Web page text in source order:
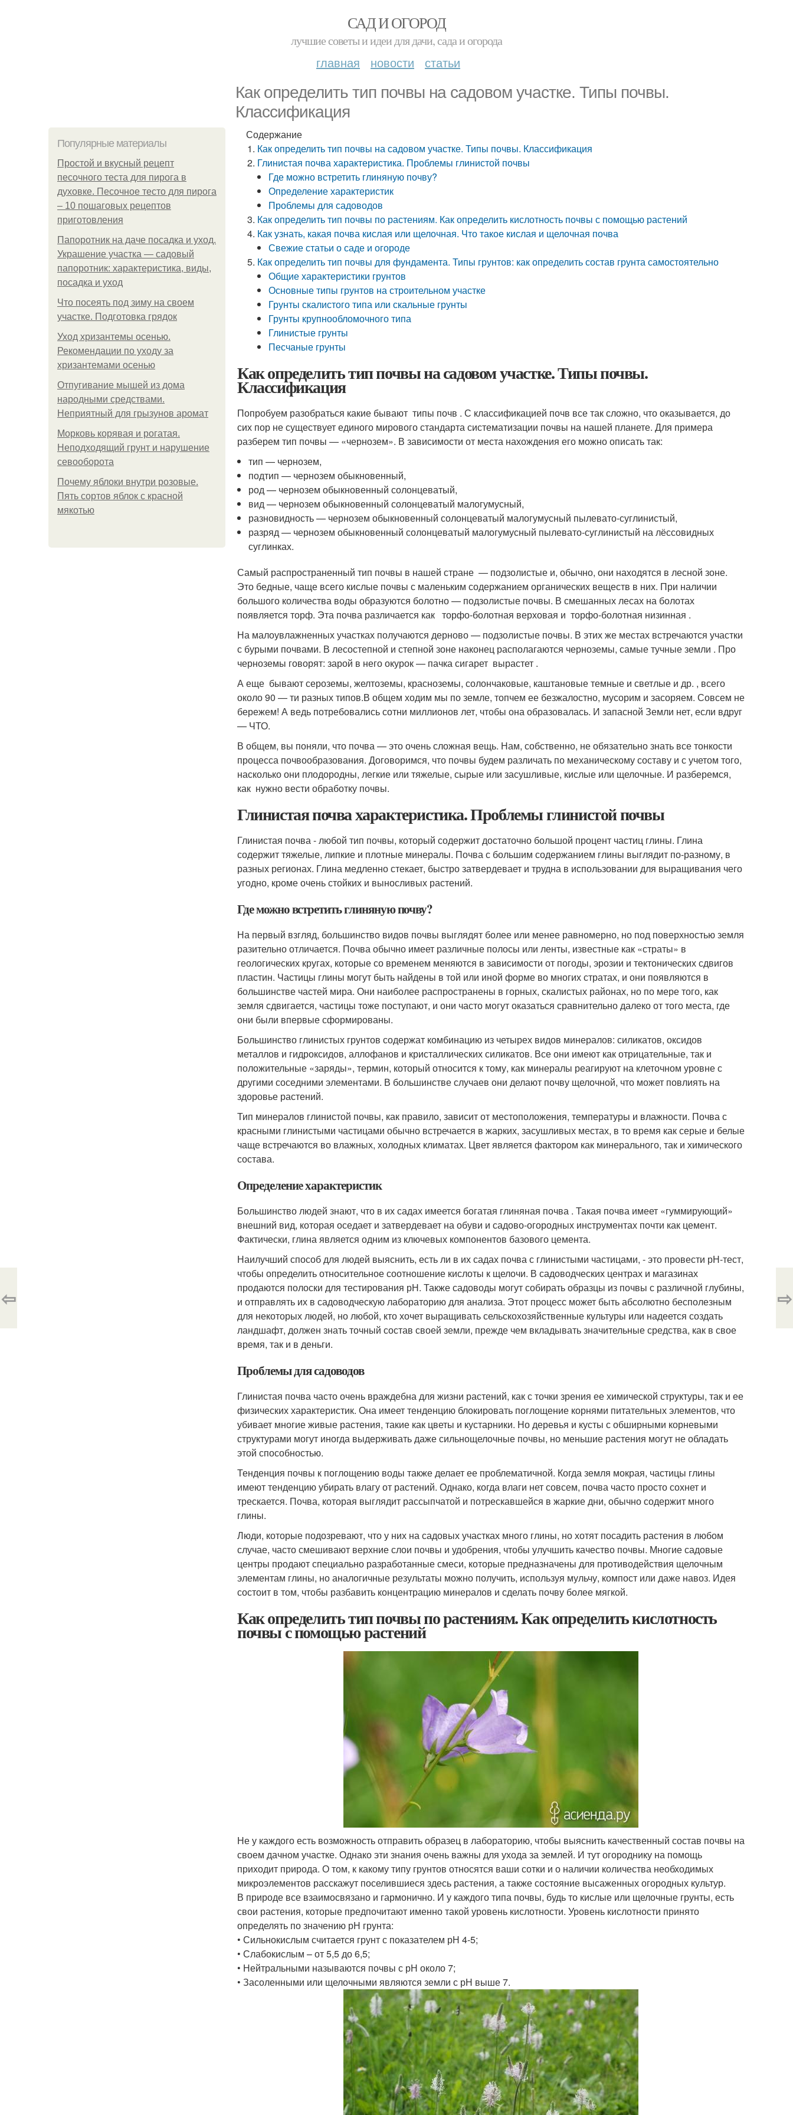
САД И ОГОРОД
лучшие советы и идеи для дачи, сада и огорода
главная новости статьи
Как определить тип почвы на садовом участке. Типы почвы.
Классификация
Популярные материалы
Простой и вкусный рецепт
песочного теста для пирога в
духовке. Песочное тесто для пирога
– 10 пошаговых рецептов
приготовления
Папоротник на даче посадка и уход.
Украшение участка — садовый
папоротник: характеристика, виды,
посадка и уход
Что посеять под зиму на своем
участке. Подготовка грядок
Уход хризантемы осенью.
Рекомендации по уходу за
хризантемами осенью
Отпугивание мышей из дома
народными средствами.
Неприятный для грызунов аромат
Морковь корявая и рогатая.
Неподходящий грунт и нарушение
севооборота
Почему яблоки внутри розовые.
Пять сортов яблок с красной
мякотью
Содержание
Как определить тип почвы на садовом участке. Типы почвы. Классификация
Глинистая почва характеристика. Проблемы глинистой почвы
Где можно встретить глиняную почву?
Определение характеристик
Проблемы для садоводов
Как определить тип почвы по растениям. Как определить кислотность почвы с помощью растений
Как узнать, какая почва кислая или щелочная. Что такое кислая и щелочная почва
Свежие статьи о саде и огороде
Как определить тип почвы для фундамента. Типы грунтов: как определить состав грунта самостоятельно
Общие характеристики грунтов
Основные типы грунтов на строительном участке
Грунты скалистого типа или скальные грунты
Грунты крупнообломочного типа
Глинистые грунты
Песчаные грунты
Как определить тип почвы на садовом участке. Типы почвы.
Классификация
Попробуем разобраться какие бывают типы почв . С классификацией почв все так сложно, что оказывается, до
сих пор не существует единого мирового стандарта систематизации почвы на нашей планете. Для примера
разберем тип почвы — «чернозем». В зависимости от места нахождения его можно описать так:
тип — чернозем,
подтип — чернозем обыкновенный,
род — чернозем обыкновенный солонцеватый,
вид — чернозем обыкновенный солонцеватый малогумусный,
разновидность — чернозем обыкновенный солонцеватый малогумусный пылевато-суглинистый,
разряд — чернозем обыкновенный солонцеватый малогумусный пылевато-суглинистый на лёссовидных
суглинках.
Самый распространенный тип почвы в нашей стране — подзолистые и, обычно, они находятся в лесной зоне.
Это бедные, чаще всего кислые почвы с маленьким содержанием органических веществ в них. При наличии
большого количества воды образуются болотно — подзолистые почвы. В смешанных лесах на болотах
появляется торф. Эта почва различается как торфо-болотная верховая и торфо-болотная низинная .
На малоувлажненных участках получаются дерново — подзолистые почвы. В этих же местах встречаются участки
с бурыми почвами. В лесостепной и степной зоне наконец располагаются черноземы, самые тучные земли . Про
черноземы говорят: зарой в него окурок — пачка сигарет вырастет .
А еще бывают сероземы, желтоземы, красноземы, солончаковые, каштановые темные и светлые и др. , всего
около 90 — ти разных типов.В общем ходим мы по земле, топчем ее безжалостно, мусорим и засоряем. Совсем не
бережем! А ведь потребовались сотни миллионов лет, чтобы она образовалась. И запасной Земли нет, если вдруг
— ЧТО.
В общем, вы поняли, что почва — это очень сложная вещь. Нам, собственно, не обязательно знать все тонкости
процесса почвообразования. Договоримся, что почвы будем различать по механическому составу и с учетом того,
насколько они плодородны, легкие или тяжелые, сырые или засушливые, кислые или щелочные. И разберемся,
как нужно вести обработку почвы.
Глинистая почва характеристика. Проблемы глинистой почвы
Глинистая почва - любой тип почвы, который содержит достаточно большой процент частиц глины. Глина
содержит тяжелые, липкие и плотные минералы. Почва с большим содержанием глины выглядит по-разному, в
разных регионах. Глина медленно стекает, быстро затвердевает и трудна в использовании для выращивания чего
угодно, кроме очень стойких и выносливых растений.
Где можно встретить глиняную почву?
На первый взгляд, большинство видов почвы выглядят более или менее равномерно, но под поверхностью земля
разительно отличается. Почва обычно имеет различные полосы или ленты, известные как «страты» в
геологических кругах, которые со временем меняются в зависимости от погоды, эрозии и тектонических сдвигов
пластин. Частицы глины могут быть найдены в той или иной форме во многих стратах, и они появляются в
большинстве частей мира. Они наиболее распространены в горных, скалистых районах, но по мере того, как
земля сдвигается, частицы тоже поступают, и они часто могут оказаться сравнительно далеко от того места, где
они были впервые сформированы.
Большинство глинистых грунтов содержат комбинацию из четырех видов минералов: силикатов, оксидов
металлов и гидроксидов, аллофанов и кристаллических силикатов. Все они имеют как отрицательные, так и
положительные «заряды», термин, который относится к тому, как минералы реагируют на клеточном уровне с
другими соседними элементами. В большинстве случаев они делают почву щелочной, что может повлиять на
здоровье растений.
Тип минералов глинистой почвы, как правило, зависит от местоположения, температуры и влажности. Почва с
красными глинистыми частицами обычно встречается в жарких, засушливых местах, в то время как серые и белые
чаще встречаются во влажных, холодных климатах. Цвет является фактором как минерального, так и химического
состава.
Определение характеристик
Большинство людей знают, что в их садах имеется богатая глиняная почва . Такая почва имеет «гуммирующий»
внешний вид, которая оседает и затвердевает на обуви и садово-огородных инструментах почти как цемент.
Фактически, глина является одним из ключевых компонентов базового цемента.
Наилучший способ для людей выяснить, есть ли в их садах почва с глинистыми частицами, - это провести рН-тест,
чтобы определить относительное соотношение кислоты к щелочи. В садоводческих центрах и магазинах
продаются полоски для тестирования рН. Также садоводы могут собирать образцы из почвы с различной глубины,
и отправлять их в садоводческую лабораторию для анализа. Этот процесс может быть абсолютно бесполезным
для некоторых людей, но любой, кто хочет выращивать сельскохозяйственные культуры или надеется создать
ландшафт, должен знать точный состав своей земли, прежде чем вкладывать значительные средства, как в свое
время, так и в деньги.
Проблемы для садоводов
Глинистая почва часто очень враждебна для жизни растений, как с точки зрения ее химической структуры, так и ее
физических характеристик. Она имеет тенденцию блокировать поглощение корнями питательных элементов, что
убивает многие живые растения, такие как цветы и кустарники. Но деревья и кусты с обширными корневыми
структурами могут иногда выдерживать даже сильнощелочные почвы, но меньшие растения могут не обладать
этой способностью.
Тенденция почвы к поглощению воды также делает ее проблематичной. Когда земля мокрая, частицы глины
имеют тенденцию убирать влагу от растений. Однако, когда влаги нет совсем, почва часто просто сохнет и
трескается. Почва, которая выглядит рассыпчатой и потрескавшейся в жаркие дни, обычно содержит много
глины.
Люди, которые подозревают, что у них на садовых участках много глины, но хотят посадить растения в любом
случае, часто смешивают верхние слои почвы и удобрения, чтобы улучшить качество почвы. Многие садовые
центры продают специально разработанные смеси, которые предназначены для противодействия щелочным
элементам глины, но аналогичные результаты можно получить, используя мульчу, компост или даже навоз. Идея
состоит в том, чтобы разбавить концентрацию минералов и сделать почву более мягкой.
Как определить тип почвы по растениям. Как определить кислотность
почвы с помощью растений
Не у каждого есть возможность отправить образец в лабораторию, чтобы выяснить качественный состав почвы на
своем дачном участке. Однако эти знания очень важны для ухода за землей. И тут огороднику на помощь
приходит природа. О том, к какому типу грунтов относятся ваши сотки и о наличии количества необходимых
микроэлементов расскажут поселившиеся здесь растения, а также состояние высаженных огородных культур.
В природе все взаимосвязано и гармонично. И у каждого типа почвы, будь то кислые или щелочные грунты, есть
свои растения, которые предпочитают именно такой уровень кислотности. Уровень кислотности принято
определять по значению рН грунта:
• Сильнокислым считается грунт с показателем рН 4-5;
• Слабокислым – от 5,5 до 6,5;
• Нейтральными называются почвы с рН около 7;
• Засоленными или щелочными являются земли с рН выше 7.
⇦ ⇨